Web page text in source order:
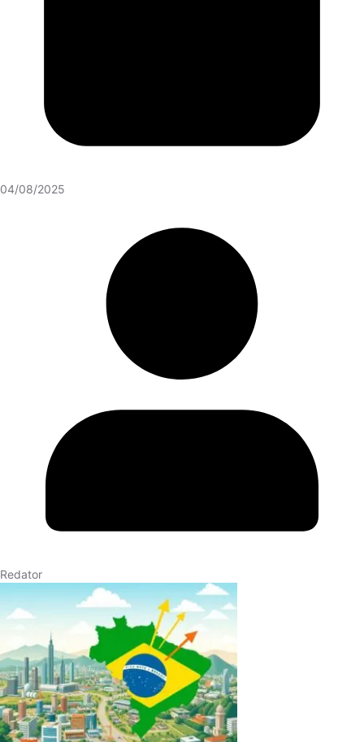
04/08/2025
Redator